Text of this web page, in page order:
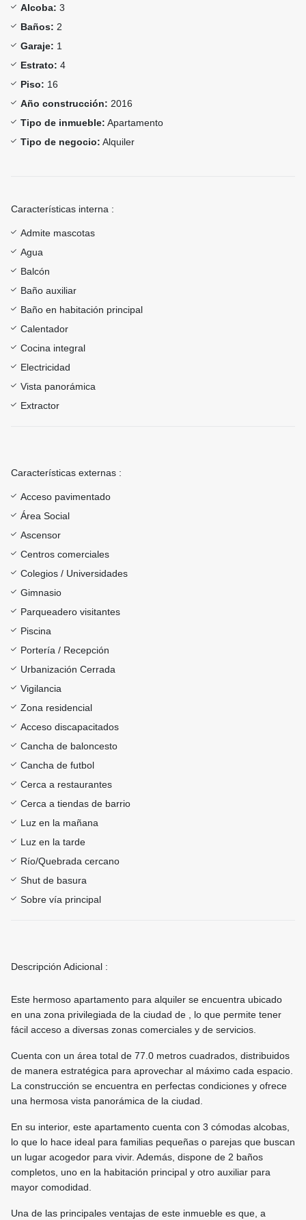
Alcoba: 3
Baños: 2
Garaje: 1
Estrato: 4
Piso: 16
Año construcción: 2016
Tipo de inmueble: Apartamento
Tipo de negocio: Alquiler
Características interna :
Admite mascotas
Agua
Balcón
Baño auxiliar
Baño en habitación principal
Calentador
Cocina integral
Electricidad
Vista panorámica
Extractor
Características externas :
Acceso pavimentado
Área Social
Ascensor
Centros comerciales
Colegios / Universidades
Gimnasio
Parqueadero visitantes
Piscina
Portería / Recepción
Urbanización Cerrada
Vigilancia
Zona residencial
Acceso discapacitados
Cancha de baloncesto
Cancha de futbol
Cerca a restaurantes
Cerca a tiendas de barrio
Luz en la mañana
Luz en la tarde
Río/Quebrada cercano
Shut de basura
Sobre vía principal
Descripción Adicional :
Este hermoso apartamento para alquiler se encuentra ubicado
en una zona privilegiada de la ciudad de , lo que permite tener
fácil acceso a diversas zonas comerciales y de servicios.
Cuenta con un área total de 77.0 metros cuadrados, distribuidos
de manera estratégica para aprovechar al máximo cada espacio.
La construcción se encuentra en perfectas condiciones y ofrece
una hermosa vista panorámica de la ciudad.
En su interior, este apartamento cuenta con 3 cómodas alcobas,
lo que lo hace ideal para familias pequeñas o parejas que buscan
un lugar acogedor para vivir. Además, dispone de 2 baños
completos, uno en la habitación principal y otro auxiliar para
mayor comodidad.
Una de las principales ventajas de este inmueble es que, a